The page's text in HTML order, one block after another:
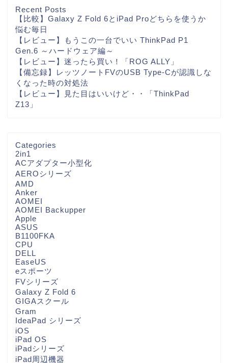
Recent Posts
【比較】Galaxy Z Fold 6とiPad Proどちらを使うか
悩む毎日
【レビュー】もうこの一台でいい ThinkPad P1
Gen.6 ～ハードウェア編～
【レビュー】迷ったら買い！「ROG ALLY」
【備忘録】レッツノートFVのUSB Type-Cが認識しな
くなった時の対処法
【レビュー】見た目はいいけど・・「ThinkPad
Z13」
Categories
2in1
ACアダプター小型化
AEROシリーズ
AMD
Anker
AOMEI
AOMEI Backupper
Apple
ASUS
B1100FKA
CPU
DELL
EaseUS
eスポーツ
FVシリーズ
Galaxy Z Fold 6
GIGAスクール
Gram
IdeaPad シリーズ
iOS
iPad OS
iPadシリーズ
iPad周辺機器